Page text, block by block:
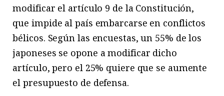
modificar el artículo 9 de la Constitución,
que impide al país embarcarse en conflictos
bélicos. Según las encuestas, un 55% de los
japoneses se opone a modificar dicho
artículo, pero el 25% quiere que se aumente
el presupuesto de defensa.